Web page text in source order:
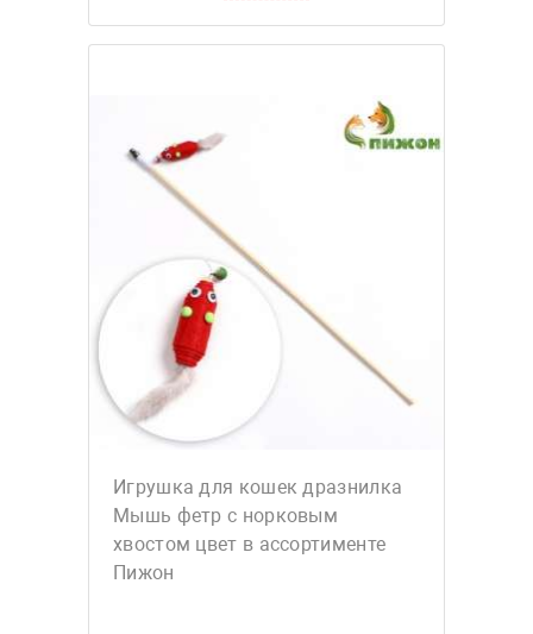
Игрушка для кошек дразнилка
Мышь фетр с норковым
хвостом цвет в ассортименте
Пижон